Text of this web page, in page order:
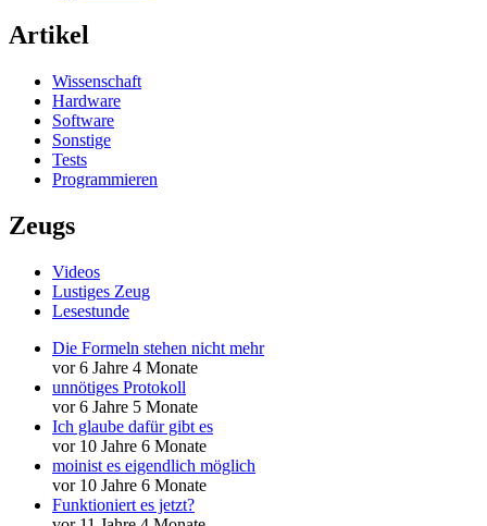
Artikel
Wissenschaft
Hardware
Software
Sonstige
Tests
Programmieren
Zeugs
Videos
Lustiges Zeug
Lesestunde
Die Formeln stehen nicht mehr
vor 6 Jahre 4 Monate
unnötiges Protokoll
vor 6 Jahre 5 Monate
Ich glaube dafür gibt es
vor 10 Jahre 6 Monate
moinist es eigendlich möglich
vor 10 Jahre 6 Monate
Funktioniert es jetzt?